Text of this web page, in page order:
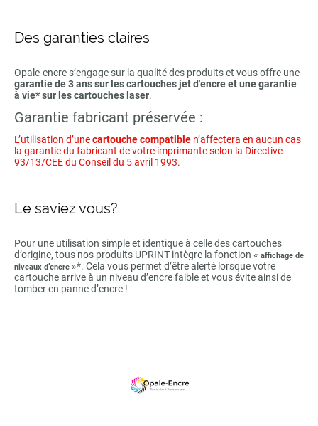
Des garanties claires
Opale-encre s’engage sur la qualité des produits et vous offre une
garantie de 3 ans sur les cartouches jet d'encre et une garantie
à vie* sur les cartouches laser.
Garantie fabricant préservée :
L’utilisation d’unecartouche compatible n’affectera en aucun cas
la garantie du fabricant de votre imprimante selon la Directive
93/13/CEE du Conseil du 5 avril 1993.
Le saviez vous?
Pour une utilisation simple et identique à celle des cartouches
d’origine, tous nos produits UPRINT intègre la fonction « affichage de
niveaux d’encre »*. Cela vous permet d’être alerté lorsque votre
cartouche arrive à un niveau d’encre faible et vous évite ainsi de
tomber en panne d’encre !